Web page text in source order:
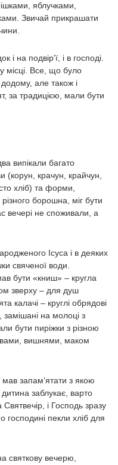
яблучками,
Звичай прикрашати
на подвір’ї, і в господі.
місці. Все, що було
але також і
за традицією, мали бути
випікали багато
(корун, крачун, крайчун,
хліб) та форми,
різного борошна, міг бути
вечері не споживали, а
Ісуса і в деяких
свяченої води.
бути «книш» – кругла
зверху – для душ
калачі – круглі обрядові
на молоці з
бути пиріжки з різною
вишнями, маком
мав запам’ятати з якою
заблукає, варто
і Господь зразу
пекли хліб для
святкову вечерю,